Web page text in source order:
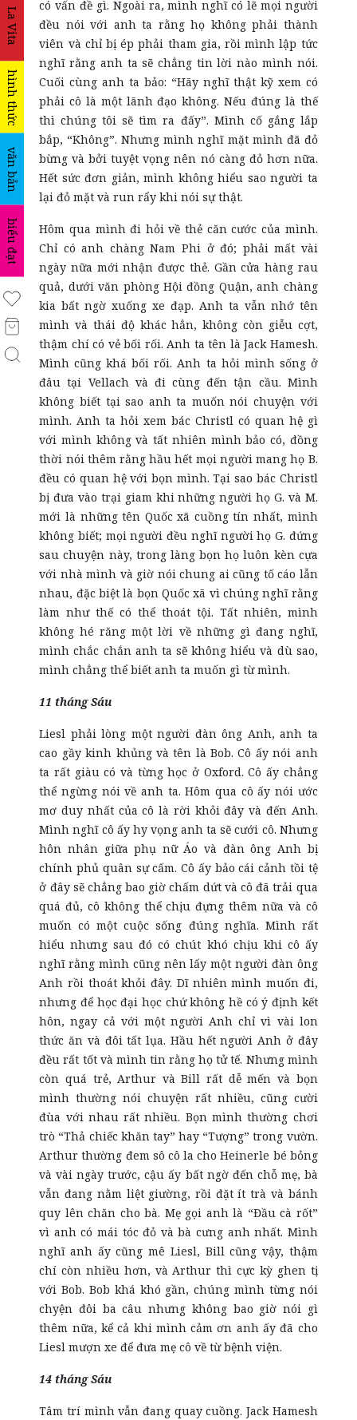
La Vita
hình thức
văn bản
biểu đạt
có vấn đề gì. Ngoài ra, mình nghĩ có lẽ mọi người
đều nói với anh ta rằng họ không phải thành
viên và chỉ bị ép phải tham gia, rồi mình lập tức
nghĩ rằng anh ta sẽ chẳng tin lời nào mình nói.
Cuối cùng anh ta bảo: “Hãy nghĩ thật kỹ xem có
phải cô là một lãnh đạo không. Nếu đúng là thế
thì chúng tôi sẽ tìm ra đấy”. Mình cố gắng lắp
bắp, “Không”. Nhưng mình nghĩ mặt mình đã đỏ
bừng và bởi tuyệt vọng nên nó càng đỏ hơn nữa.
Hết sức đơn giản, mình không hiểu sao người ta
lại đỏ mặt và run rẩy khi nói sự thật.
Hôm qua mình đi hỏi về thẻ căn cước của mình.
Chỉ có anh chàng Nam Phi ở đó; phải mất vài
ngày nữa mới nhận được thẻ. Gần cửa hàng rau
quả, dưới văn phòng Hội đồng Quận, anh chàng
kia bất ngờ xuống xe đạp. Anh ta vẫn nhớ tên
mình và thái độ khác hẳn, không còn giễu cợt,
thậm chí có vẻ bối rối. Anh ta tên là Jack Hamesh.
Mình cũng khá bối rối. Anh ta hỏi mình sống ở
đâu tại Vellach và đi cùng đến tận cầu. Mình
không biết tại sao anh ta muốn nói chuyện với
mình. Anh ta hỏi xem bác Christl có quan hệ gì
với mình không và tất nhiên mình bảo có, đồng
thời nói thêm rằng hầu hết mọi người mang họ B.
đều có quan hệ với bọn mình. Tại sao bác Christl
bị đưa vào trại giam khi những người họ G. và M.
mới là những tên Quốc xã cuồng tín nhất, mình
không biết; mọi người đều nghĩ người họ G. đứng
sau chuyện này, trong làng bọn họ luôn kèn cựa
với nhà mình và giờ nói chung ai cũng tố cáo lẫn
nhau, đặc biệt là bọn Quốc xã vì chúng nghĩ rằng
làm như thế có thể thoát tội. Tất nhiên, mình
không hé răng một lời về những gì đang nghĩ,
mình chắc chắn anh ta sẽ không hiểu và dù sao,
mình chẳng thể biết anh ta muốn gì từ mình.
11 tháng Sáu
Liesl phải lòng một người đàn ông Anh, anh ta
cao gầy kinh khủng và tên là Bob. Cô ấy nói anh
ta rất giàu có và từng học ở Oxford. Cô ấy chẳng
thể ngừng nói về anh ta. Hôm qua cô ấy nói ước
mơ duy nhất của cô là rời khỏi đây và đến Anh.
Mình nghĩ cô ấy hy vọng anh ta sẽ cưới cô. Nhưng
hôn nhân giữa phụ nữ Áo và đàn ông Anh bị
chính phủ quân sự cấm. Cô ấy bảo cái cảnh tồi tệ
ở đây sẽ chẳng bao giờ chấm dứt và cô đã trải qua
quá đủ, cô không thể chịu đựng thêm nữa và cô
muốn có một cuộc sống đúng nghĩa. Mình rất
hiểu nhưng sau đó có chút khó chịu khi cô ấy
nghĩ rằng mình cũng nên lấy một người đàn ông
Anh rồi thoát khỏi đây. Dĩ nhiên mình muốn đi,
nhưng để học đại học chứ không hề có ý định kết
hôn, ngay cả với một người Anh chỉ vì vài lon
thức ăn và đôi tất lụa. Hầu hết người Anh ở đây
đều rất tốt và mình tin rằng họ tử tế. Nhưng mình
còn quá trẻ, Arthur và Bill rất dễ mến và bọn
mình thường nói chuyện rất nhiều, cũng cười
đùa với nhau rất nhiều. Bọn mình thường chơi
trò “Thả chiếc khăn tay” hay “Tượng” trong vườn.
Arthur thường đem sô cô la cho Heinerle bé bỏng
và vài ngày trước, cậu ấy bất ngờ đến chỗ mẹ, bà
vẫn đang nằm liệt giường, rồi đặt ít trà và bánh
quy lên chăn cho bà. Mẹ gọi anh là “Đầu cà rốt”
vì anh có mái tóc đỏ và bà cưng anh nhất. Mình
nghĩ anh ấy cũng mê Liesl, Bill cũng vậy, thậm
chí còn nhiều hơn, và Arthur thì cực kỳ ghen tị
với Bob. Bob khá khó gần, chúng mình từng nói
chyện đôi ba câu nhưng không bao giờ nói gì
thêm nữa, kể cả khi mình cảm ơn anh ấy đã cho
Liesl mượn xe để đưa mẹ cô về từ bệnh viện.
14 tháng Sáu
Tâm trí mình vẫn đang quay cuồng. Jack Hamesh